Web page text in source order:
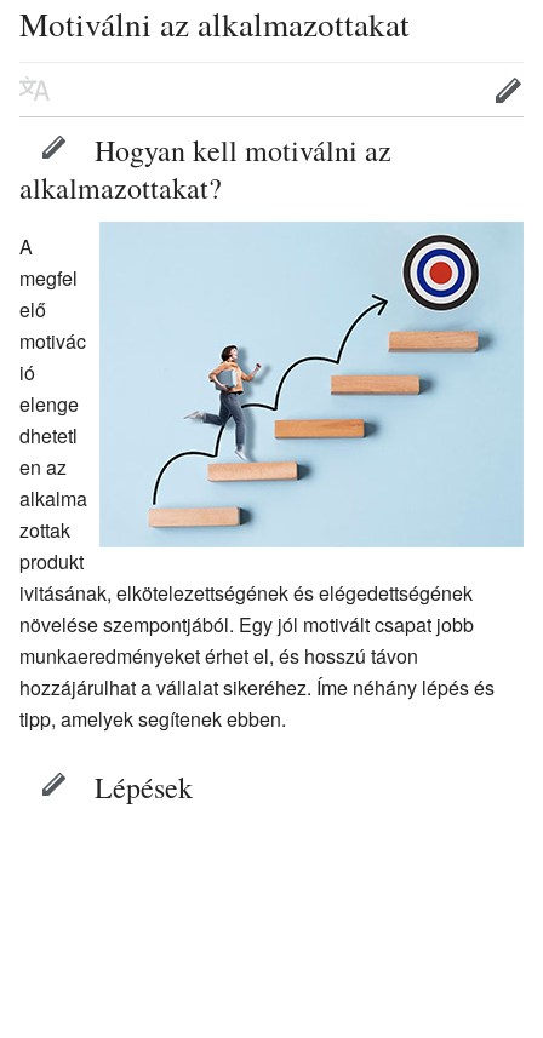
Motiválni az alkalmazottakat
Hogyan kell motiválni az
alkalmazottakat?
A
megfel
elő
motivác
ió
elenge
dhetetl
en az
alkalma
zottak
produkt
ivitásának, elkötelezettségének és elégedettségének
növelése szempontjából. Egy jól motivált csapat jobb
munkaeredményeket érhet el, és hosszú távon
hozzájárulhat a vállalat sikeréhez. Íme néhány lépés és
tipp, amelyek segítenek ebben.
Lépések